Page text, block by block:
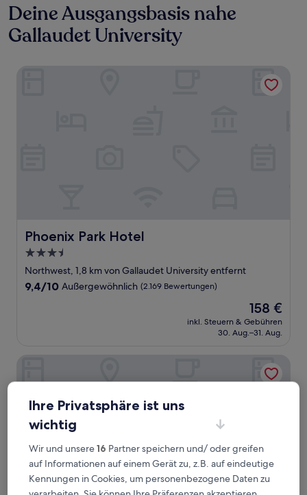
Deine Ausgangsbasis nahe
Gallaudet University
Phoenix Park Hotel
Phoenix Park Hotel
3.5-
Sterne-
Unterkunft
Northwest, 1,8 km von Gallaudet University entfernt
9.4
9,4/10 Außergewöhnlich (2.169 Bewertungen)
Der
Preis
beträgt
158 €
inkl. Steuern & Gebühren
30. Aug.–31. Aug.
Ihre Privatsphäre ist uns
wichtig
Wir und unsere16 Partner speichern und/ oder greifen
auf Informationen auf einem Gerät zu, z.B. auf eindeutige
Kennungen in Cookies, um personenbezogene Daten zu